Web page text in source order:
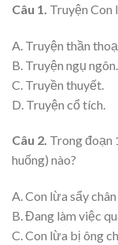
Câu 1. Truyện Con
A. Truyện thần
B. Truyện ngụ ngôn.
C. Truyền thuyết.
D. Truyện cổ tích.
Câu 2. Trong đoạn
huống) nào?
A. Con lừa sẩy
B. Đang làm việc
C. Con lừa bị ông